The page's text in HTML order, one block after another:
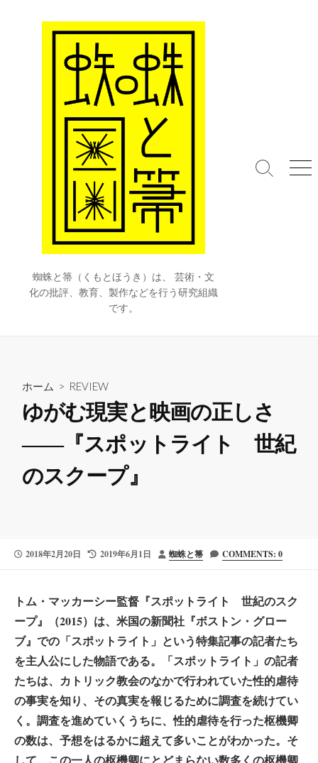
蜘蛛と箒（くもとほうき）は、 芸術・文
化の批評、教育、製作などを行う研究組織
です。
検
メ
ホーム > REVIEW
ゆがむ現実と映画の正しさ
——『スポットライト 世紀
のスクープ』
公
2018年2月20日
最
日
2019年6月1日
投
蜘蛛と箒 COMMENTS: 0
トム・マッカーシー監督『スポットライト 世紀のスク
ープ』（2015）は、米国の新聞社『ボストン・グロー
ブ』での「スポットライト」という特集記事の記者たち
を主人公にした物語である。「スポットライト」の記者
たちは、カトリック教会のなかで行われていた性的虐待
の事実を知り、その真実を報じるために調査を続けてい
く。調査を進めていくうちに、性的虐待を行った枢機卿
の数は、予想をはるかに超えて多いことがわかった。そ
して、この一人の枢機卿にとどまらない数多くの枢機卿